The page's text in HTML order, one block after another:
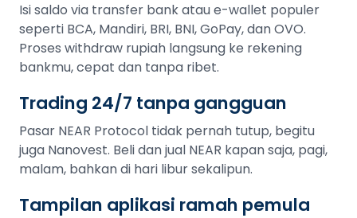
Isi saldo via transfer bank atau e-wallet populer
seperti BCA, Mandiri, BRI, BNI, GoPay, dan OVO.
Proses withdraw rupiah langsung ke rekening
bankmu, cepat dan tanpa ribet.
Trading 24/7 tanpa gangguan
Pasar NEAR Protocol tidak pernah tutup, begitu
juga Nanovest. Beli dan jual NEAR kapan saja, pagi,
malam, bahkan di hari libur sekalipun.
Tampilan aplikasi ramah pemula